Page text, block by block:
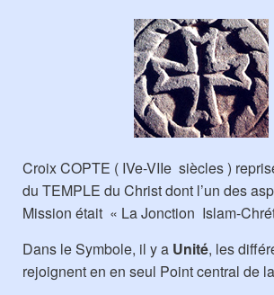
Croix COPTE ( IVe-VIIe siècles )
du TEMPLE du Christ dont l’un des
Mission était « La Jonction Islam-
Dans le Symbole, il y a Unité, les
rejoignent en en seul Point central de